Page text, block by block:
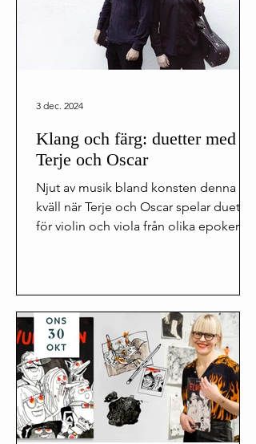
Klang och färg: duetter med
Terje och Oscar
Njut av musik bland konsten denna
kväll när Terje och Oscar spelar duetter
för violin och viola från olika epoker
3 dec. 2024